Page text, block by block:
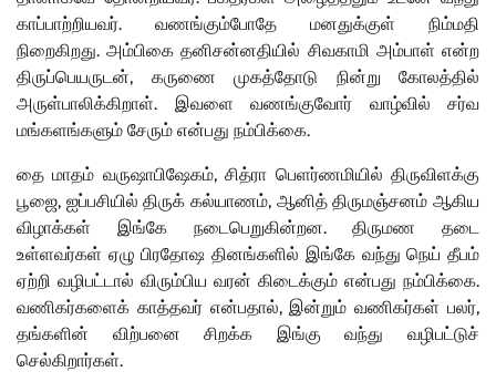
காப்பாற்றியவர். வணங்கும்போதே மனதுக்குள் நிம்மதி
நிறைகிறது. அம்பிகை தனிசன்னதியில் சிவகாமி அம்பாள் என்ற
திருப்பெயருடன், கருணை முகத்தோடு நின்று கோலத்தில்
அருள்பாலிக்கிறாள். இவளை வணங்குவோர் வாழ்வில் சர்வ
மங்களங்களும் சேரும் என்பது நம்பிக்கை.
தை மாதம் வருஷாபிஷேகம், சித்ரா பெளர்ணமியில் திருவிளக்கு
பூஜை, ஐப்பசியில் திருக் கல்யாணம், ஆனித் திருமஞ்சனம் ஆகிய
விழாக்கள் இங்கே நடைபெறுகின்றன. திருமண தடை
உள்ளவர்கள் ஏழு பிரதோஷ தினங்களில் இங்கே வந்து நெய் தீபம்
ஏற்றி வழிபட்டால் விரும்பிய வரன் கிடைக்கும் என்பது நம்பிக்கை.
வணிகர்களைக் காத்தவர் என்பதால், இன்றும் வணிகர்கள் பலர்,
தங்களின் விற்பனை சிறக்க இங்கு வந்து வழிபட்டுச்
செல்கிறார்கள்.